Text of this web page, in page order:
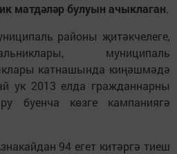
матдәләр булуын ачыклаган.
районы җитәкчелеге,
муниципаль
катнашында киңәшмәдә
ук 2013 елда гражданнарны
буенча көзге кампаниягә
94 егет китәргә тиеш